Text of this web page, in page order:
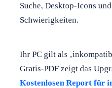
Suche, Desktop-Icons
Schwierigkeiten.
Ihr PC gilt als
Gratis-PDF zeigt das
Kostenlosen Report für